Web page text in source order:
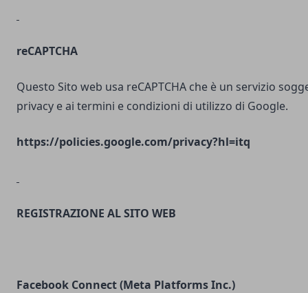
reCAPTCHA
Questo Sito web usa reCAPTCHA che è un servizio
privacy e ai termini e condizioni di utilizzo di Google.
https://policies.google.com/privacy?hl=itq
REGISTRAZIONE AL SITO WEB
Facebook Connect (Meta Platforms Inc.)